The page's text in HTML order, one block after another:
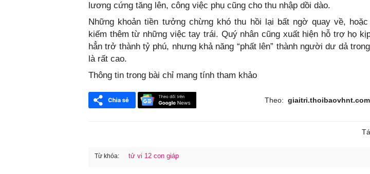
lương cứng tăng lên, công việc phụ cũng cho thu nhập dồi dào.
Những khoản tiền tưởng chừng khó thu hồi lại bất ngờ quay về,
kiếm thêm từ những việc tay trái. Quý nhân cũng xuất hiện hỗ trợ họ
hẳn trở thành tỷ phú, nhưng khả năng “phất lên” thành người dư dả
là rất cao.
Thông tin trong bài chỉ mang tính tham khảo
Theo:
Từ khóa: tử vi 12 con giáp